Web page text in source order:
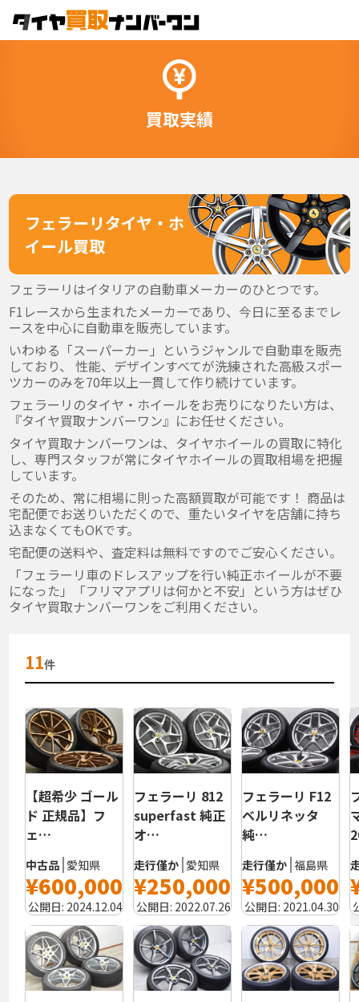
買取実績
フェラーリタイヤ・ホ
イール買取
フェラーリはイタリアの自動車メーカーのひとつです。
F1レースから生まれたメーカーであり、今日に至るまでレ
ースを中心に自動車を販売しています。
いわゆる「スーパーカー」というジャンルで自動車を販売
しており、 性能、デザインすべてが洗練された高級スポー
ツカーのみを70年以上一貫して作り続けています。
フェラーリのタイヤ・ホイールをお売りになりたい方は、
『タイヤ買取ナンバーワン』にお任せください。
タイヤ買取ナンバーワンは、タイヤホイールの買取に特化
し、専門スタッフが常にタイヤホイールの買取相場を把握
しています。
そのため、常に相場に則った高額買取が可能です！ 商品は
宅配便でお送りいただくので、重たいタイヤを店舗に持ち
込まなくてもOKです。
宅配便の送料や、査定料は無料ですのでご安心ください。
「フェラーリ車のドレスアップを行い純正ホイールが不要
になった」「フリマアプリは何かと不安」という方はぜひ
タイヤ買取ナンバーワンをご利用ください。
11件
【超希少 ゴール
ド 正規品】フ
ェ…
中古品 愛知県
¥600,000
公開日: 2024.12.04
フェラーリ 812
superfast 純正
オ…
走行僅か 愛知県
¥250,000
公開日: 2022.07.26
フェラーリ F12
ベルリネッタ
純…
走行僅か 福島県
¥500,000
公開日: 2021.04.30